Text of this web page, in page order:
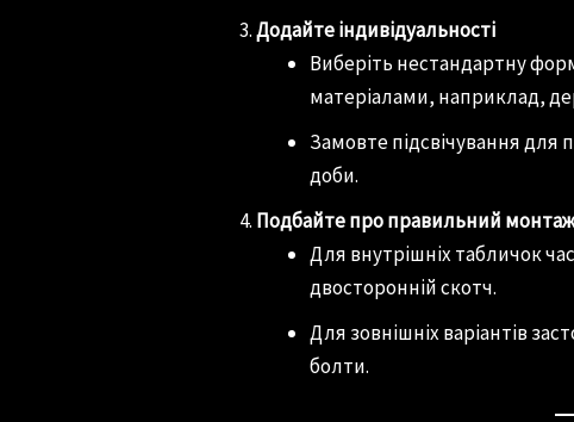
Додайте індивідуальності
Виберіть нестандартну
матеріалами, наприклад,
Замовте підсвічування для
доби.
Подбайте про правильний монтаж
Для внутрішніх табличок
двосторонній скотч.
Для зовнішніх варіантів
болти.